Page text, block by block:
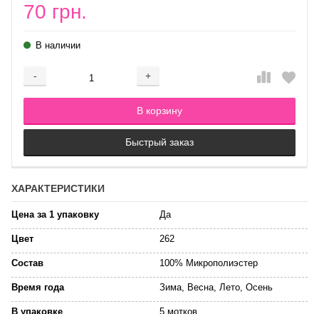
70 грн.
В наличии
- +
Добавляется...
В корзину
Добавлен
Быстрый заказ
ХАРАКТЕРИСТИКИ
Цена за 1 упаковку Да
Цвет 262
Состав 100% Микрополиэстер
Время года Зима, Весна, Лето, Осень
В упаковке 5 мотков